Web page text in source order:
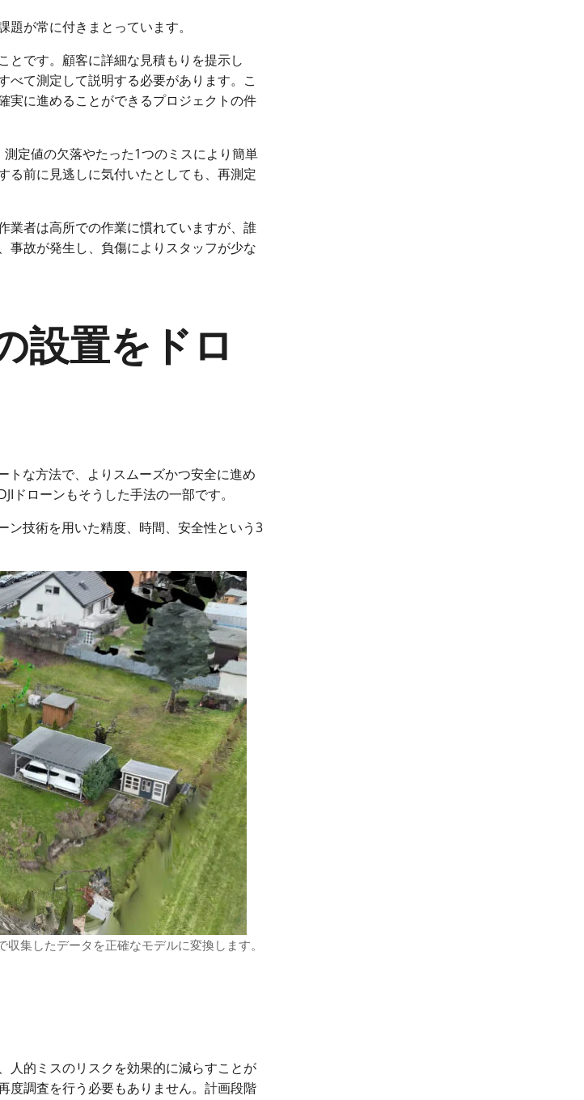
が常に付きまとっています。
とです。顧客に詳細な見積もりを提示し
べて測定して説明する必要があります。こ
実に進めることができるプロジェクトの件
定値の欠落やたった1つのミスにより簡単
る前に見逃しに気付いたとしても、再測定
業者は高所での作業に慣れていますが、誰
事故が発生し、負傷によりスタッフが少な
設置をドロ
な方法で、よりスムーズかつ安全に進め
ドローンもそうした手法の一部です。
ン技術を用いた精度、時間、安全性という3
集したデータを正確なモデルに変換します。
人的ミスのリスクを効果的に減らすことが
度調査を行う必要もありません。計画段階